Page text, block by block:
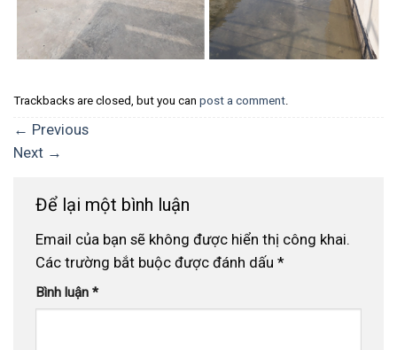
Trackbacks are closed, but you can post a comment.
← Previous
Next →
Để lại một bình luận
Email của bạn sẽ không được hiển thị công khai.
Các trường bắt buộc được đánh dấu *
Bình luận *